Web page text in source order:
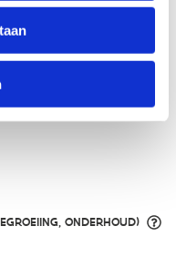
via het
ONDERHOUD)